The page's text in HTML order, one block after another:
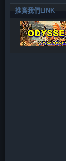
推廣我們LINK